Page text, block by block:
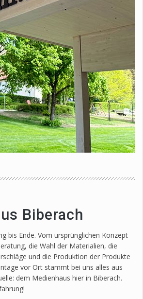
Biberach
bis Ende. Vom ursprünglichen Konzept
die Wahl der Materialien, die
und die Produktion der Produkte
vor Ort stammt bei uns alles aus
dem Medienhaus hier in Biberach.